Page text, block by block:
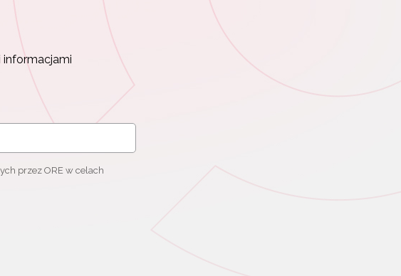
informacjami
przez ORE w celach